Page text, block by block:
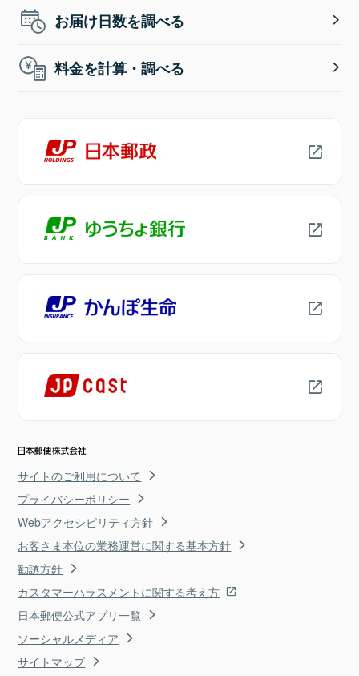
お届け日数を調べる
料金を計算・調べる
サイトのご利用について
プライバシーポリシー
Webアクセシビリティ方針
お客さま本位の業務運営に関する基本方針
勧誘方針
カスタマーハラスメントに関する考え方
日本郵便公式アプリ一覧
ソーシャルメディア
サイトマップ